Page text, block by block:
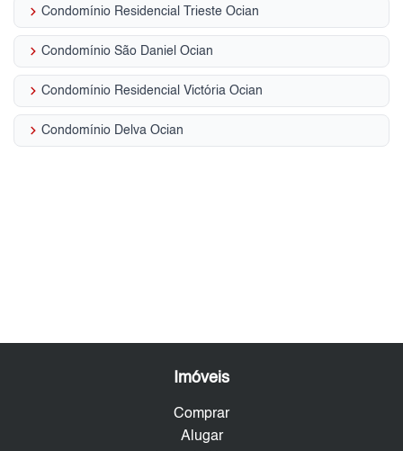
keyboard_arrow_right Condomínio Residencial Trieste Ocian
keyboard_arrow_right Condomínio São Daniel Ocian
keyboard_arrow_right Condomínio Residencial Victória Ocian
keyboard_arrow_right Condomínio Delva Ocian
Imóveis
Comprar
Alugar